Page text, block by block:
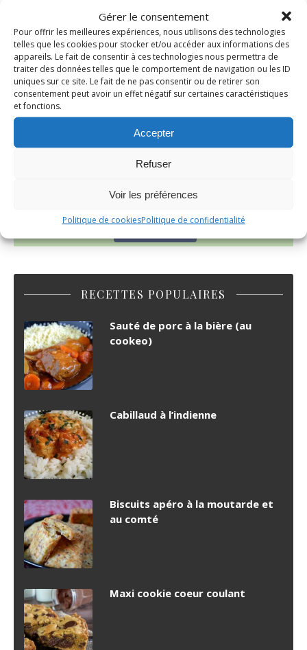
Gérer le consentement
Pour offrir les meilleures expériences, nous utilisons des technologies
telles que les cookies pour stocker et/ou accéder aux informations des
appareils. Le fait de consentir à ces technologies nous permettra de
traiter des données telles que le comportement de navigation ou les ID
uniques sur ce site. Le fait de ne pas consentir ou de retirer son
consentement peut avoir un effet négatif sur certaines caractéristiques
et fonctions.
Accepter
Refuser
Voir les préférences
Politique de cookiesPolitique de confidentialité
RECETTES POPULAIRES
Sauté de porc à la bière (au
cookeo)
Cabillaud à l’indienne
Biscuits apéro à la moutarde et
au comté
Maxi cookie coeur coulant